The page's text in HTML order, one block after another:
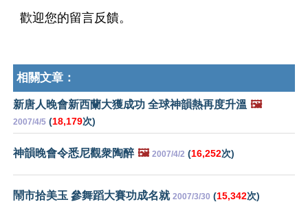
歡迎您的留言反饋。
相關文章：
新唐人晚會新西蘭大獲成功 全球神韻熱再度升溫 🖼️
2007/4/5 (18,179次)
神韻晚會令悉尼觀衆陶醉 🖼️ 2007/4/2 (16,252次)
鬧市拾美玉 參舞蹈大賽功成名就 2007/3/30 (15,342次)